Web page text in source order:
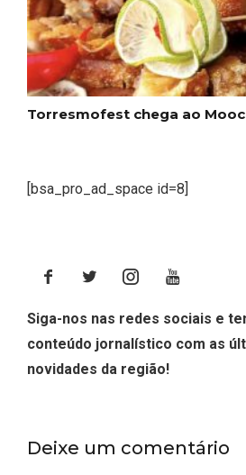
Torresmofest chega ao
[bsa_pro_ad_space id=8]
Siga-nos nas redes sociais e
conteúdo jornalístico com as
novidades da região!
Deixe um comentário